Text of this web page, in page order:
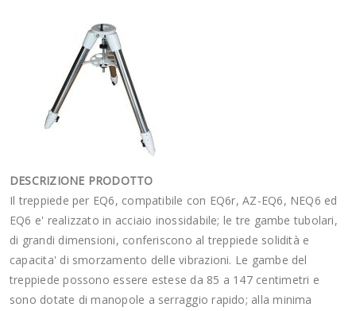
DESCRIZIONE PRODOTTO
Il treppiede per EQ6, compatibile con EQ6r, AZ-EQ6, NEQ6 ed
EQ6 e' realizzato in acciaio inossidabile; le tre gambe tubolari,
di grandi dimensioni, conferiscono al treppiede solidità e
capacita' di smorzamento delle vibrazioni. Le gambe del
treppiede possono essere estese da 85 a 147 centimetri e
sono dotate di manopole a serraggio rapido; alla minima